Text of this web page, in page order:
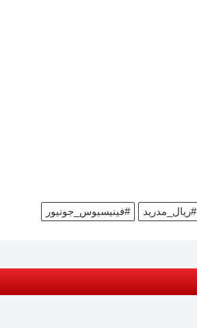
#فينيسيوس_جونيور #ريال_مدريد